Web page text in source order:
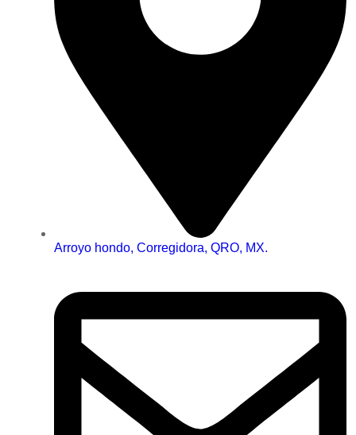
Arroyo hondo, Corregidora, QRO, MX.